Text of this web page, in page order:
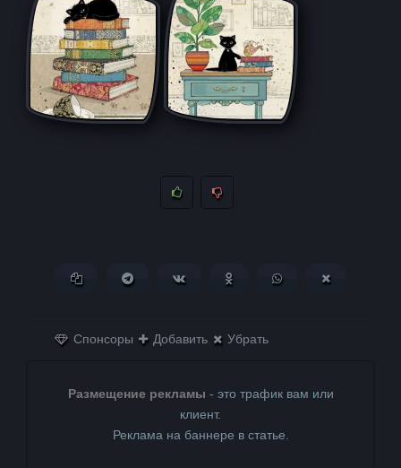
Копировать ссылкуПоделиться в Telegram
Поделиться ВКонтактеПоделиться в
Поделиться в
Спонсоры Добавить Убрать
Размещение рекламы - это трафик вам или
клиент.
Реклама на баннере в статье.